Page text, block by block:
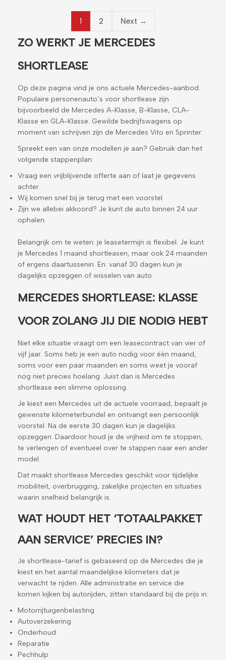
1 2 Next →
ZO WERKT JE MERCEDES
SHORTLEASE
Op deze pagina vind je ons actuele Mercedes-aanbod.
Populaire personenauto’s voor shortlease zijn
bijvoorbeeld de Mercedes A-Klasse, B-Klasse, CLA-
Klasse en GLA-Klasse. Gewilde bedrijfswagens op
moment van schrijven zijn de Mercedes Vito en Sprinter.
Spreekt een van onze modellen je aan? Gebruik dan het
volgende stappenplan:
Vraag een vrijblijvende offerte aan of laat je gegevens
achter.
Wij komen snel bij je terug met een voorstel.
Zijn we allebei akkoord? Je kunt de auto binnen 24 uur
ophalen.
Belangrijk om te weten: je leasetermijn is flexibel. Je kunt
je Mercedes 1 maand shortleasen, maar ook 24 maanden
of ergens daartussenin. En: vanaf 30 dagen kun je
dagelijks opzeggen of wisselen van auto.
MERCEDES SHORTLEASE: KLASSE
VOOR ZOLANG JIJ DIE NODIG HEBT
Niet elke situatie vraagt om een leasecontract van vier of
vijf jaar. Soms heb je een auto nodig voor één maand,
soms voor een paar maanden en soms weet je vooraf
nog niet precies hoelang. Juist dan is Mercedes
shortlease een slimme oplossing.
Je kiest een Mercedes uit de actuele voorraad, bepaalt je
gewenste kilometerbundel en ontvangt een persoonlijk
voorstel. Na de eerste 30 dagen kun je dagelijks
opzeggen. Daardoor houd je de vrijheid om te stoppen,
te verlengen of eventueel over te stappen naar een ander
model.
Dat maakt shortlease Mercedes geschikt voor tijdelijke
mobiliteit, overbrugging, zakelijke projecten en situaties
waarin snelheid belangrijk is.
WAT HOUDT HET ‘TOTAALPAKKET
AAN SERVICE’ PRECIES IN?
Je shortlease-tarief is gebaseerd op de Mercedes die je
kiest en het aantal maandelijkse kilometers dat je
verwacht te rijden. Alle administratie en service die
komen kijken bij autorijden, zitten standaard bij de prijs in:
Motorrijtuigenbelasting
Autoverzekering
Onderhoud
Reparatie
Pechhulp